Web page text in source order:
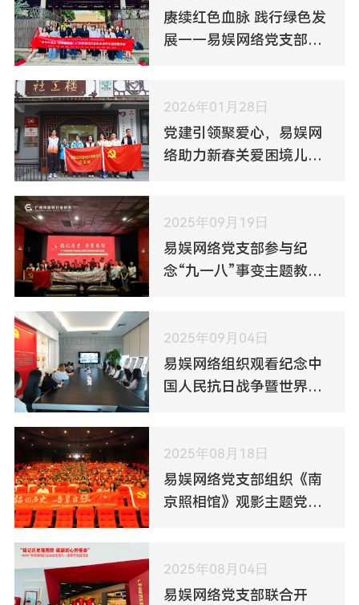
赓续红色血脉 践行绿色发
展——易娱网络党支部开
2026年01月28日
党建引领聚爱心，易娱网
络助力新春关爱困境儿童
2025年09月19日
易娱网络党支部参与纪
念“九一八”事变主题教育
2025年09月04日
易娱网络组织观看纪念中
国人民抗日战争暨世界反
2025年08月18日
易娱网络党支部组织《南
京照相馆》观影主题党日
2025年08月04日
易娱网络党支部联合开